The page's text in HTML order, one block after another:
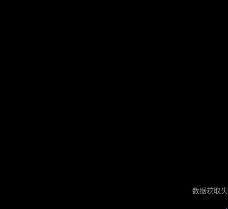
数据获取